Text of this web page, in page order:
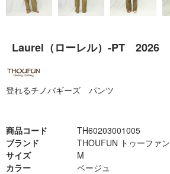
Laurel（ローレル）-PT 2026
登れるチノバギーズ パンツ
商品コード
TH60203001005
ブランド
THOUFUN トゥーファン
サイズ
M
カラー
ベージュ